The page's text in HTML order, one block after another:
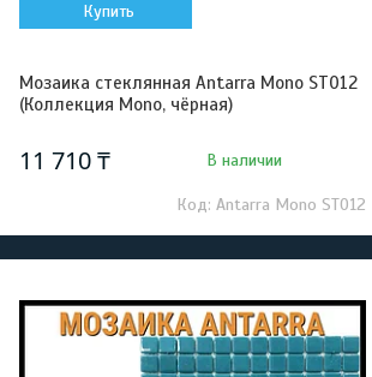
Купить
Мозаика стеклянная Antarra Mono ST012
(Коллекция Mono, чёрная)
11 710 ₸ В наличии
Antarra Mono ST012